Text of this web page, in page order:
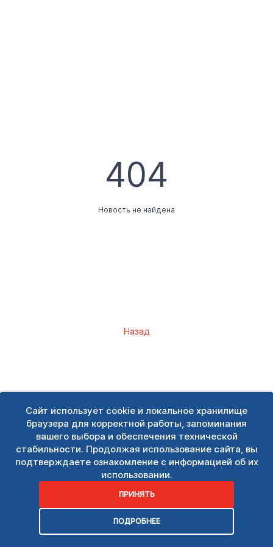
Сайт использует cookie и локальное хранилище
браузера для корректной работы, запоминания
вашего выбора и обеспечения технической
стабильности. Продолжая использование сайта, вы
подтверждаете ознакомление с информацией об их
использовании.
ПРИНЯТЬ
ПОДРОБНЕЕ
404
Новость не найдена
Назад